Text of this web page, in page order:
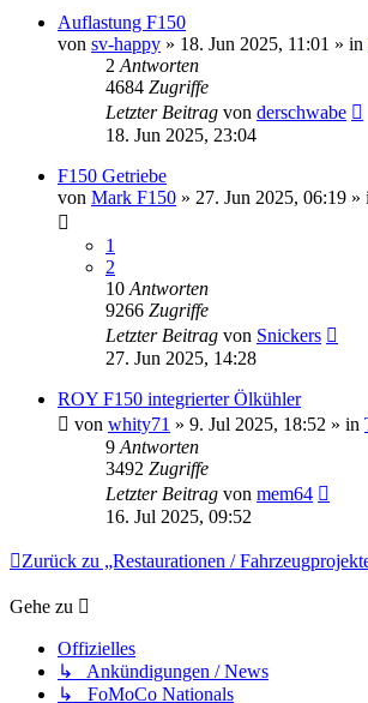
Auflastung F150
von sv-happy » 18. Jun 2025, 11:01 » in
2 Antworten
4684 Zugriffe
Letzter Beitrag von derschwabe
18. Jun 2025, 23:04
F150 Getriebe
von Mark F150 » 27. Jun 2025, 06:19 »
1
2
10 Antworten
9266 Zugriffe
Letzter Beitrag von Snickers
27. Jun 2025, 14:28
ROY F150 integrierter Ölkühler
von whity71 » 9. Jul 2025, 18:52 » in
9 Antworten
3492 Zugriffe
Letzter Beitrag von mem64
16. Jul 2025, 09:52
Zurück zu „Restaurationen /
Gehe zu
Offizielles
↳ Ankündigungen / News
↳ FoMoCo Nationals